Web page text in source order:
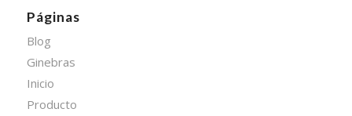
Páginas
Blog
Ginebras
Inicio
Producto